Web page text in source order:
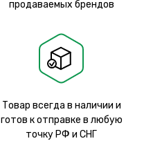
продаваемых брендов
Товар всегда в наличии и
готов к отправке в любую
точку РФ и СНГ